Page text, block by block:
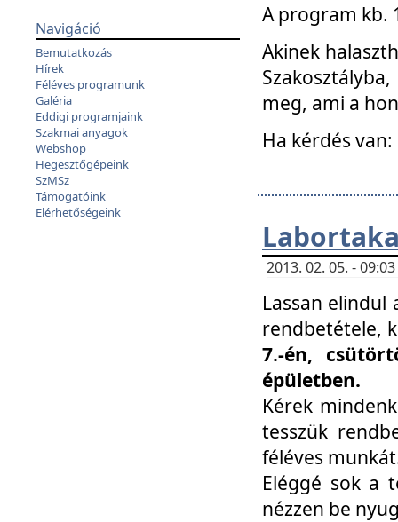
Navigáció
Bemutatkozás
Hírek
Féléves programunk
Galéria
Eddigi programjaink
Szakmai anyagok
Webshop
Hegesztőgépeink
SzMSz
Támogatóink
Elérhetőségeink
A program kb.
Akinek
meg, ami a
Ha kérdés
2013. 02. 05. -
Lassan elindul
rendbetétele,
7.-én,
épületben.
Kérek
tesszük
féléves
Eléggé sok a
nézzen be